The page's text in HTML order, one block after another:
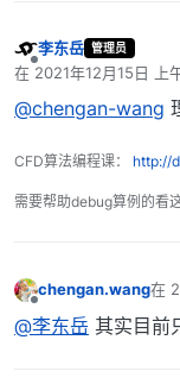
离线
李东岳 管理员
在 2021年12月15日 上
最后由 编辑
@chengan-wang
CFD算法编程课： http://
需要帮助debug算例的看
chengan.wang在
最
@李东岳 其实目前